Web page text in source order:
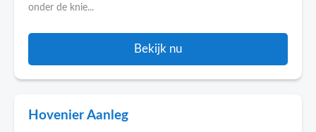
onder de knie...
Bekijk nu
Hovenier Aanleg